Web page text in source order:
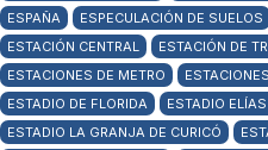
ESPAÑA
ESPECULACIÓN DE SUELOS
ESTACIÓN CENTRAL
ESTACIÓN DE
ESTACIONES DE METRO
ESTADIO DE FLORIDA
ESTADIO
ESTADIO LA GRANJA DE CURICÓ